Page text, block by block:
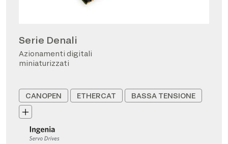
Serie Denali
Azionamenti digitali
miniaturizzati
CANOPEN ETHERCAT BASSA TENSIONE